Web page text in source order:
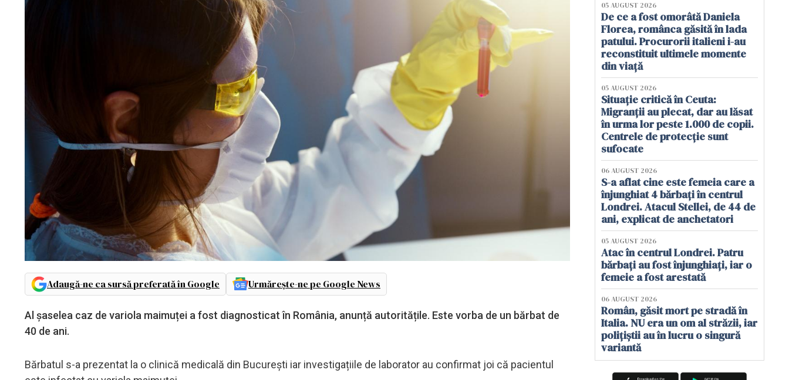
Adaugă-ne ca sursă preferată în Google Urmărește-ne pe Google News
Al șaselea caz de variola maimuței a fost diagnosticat în România, anunță autoritățile. Este vorba de un bărbat de
40 de ani.
Bărbatul s-a prezentat la o clinică medicală din București iar investigațiile de laborator au confirmat joi că pacientul
05 AUGUST 2026
De ce a fost omorâtă Daniela
Florea, românca găsită în lada
patului. Procurorii italieni i-au
reconstituit ultimele momente
din viață
05 AUGUST 2026
Situație critică în Ceuta:
Migranții au plecat, dar au lăsat
în urma lor peste 1.000 de copii.
Centrele de protecție sunt
sufocate
06 AUGUST 2026
S-a aflat cine este femeia care a
înjunghiat 4 bărbați în centrul
Londrei. Atacul Stellei, de 44 de
ani, explicat de anchetatori
05 AUGUST 2026
Atac în centrul Londrei. Patru
bărbați au fost înjunghiați, iar o
femeie a fost arestată
06 AUGUST 2026
Român, găsit mort pe stradă în
Italia. NU era un om al străzii, iar
polițiștii au în lucru o singură
variantă